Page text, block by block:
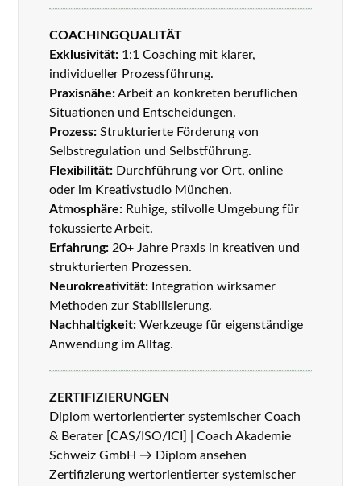
COACHINGQUALITÄT
Exklusivität: 1:1 Coaching mit klarer,
individueller Prozessführung.
Praxisnähe:Arbeit an konkreten beruflichen
Situationen und Entscheidungen.
Prozess: Strukturierte Förderung von
Selbstregulation und Selbstführung.
Flexibilität: Durchführung vor Ort, online
oder im Kreativstudio München.
Atmosphäre: Ruhige, stilvolle Umgebung für
fokussierte Arbeit.
Erfahrung: 20+ Jahre Praxis in kreativen und
strukturierten Prozessen.
Neurokreativität: Integration wirksamer
Methoden zur Stabilisierung.
Nachhaltigkeit: Werkzeuge für eigenständige
Anwendung im Alltag.
ZERTIFIZIERUNGEN
Diplom wertorientierter systemischer Coach
& Berater [CAS/ISO/ICI] | Coach Akademie
Schweiz GmbH → Diplom ansehen
Zertifizierung wertorientierter systemischer